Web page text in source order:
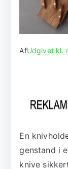
AfUdgivet kl.
En
genstand i
knive